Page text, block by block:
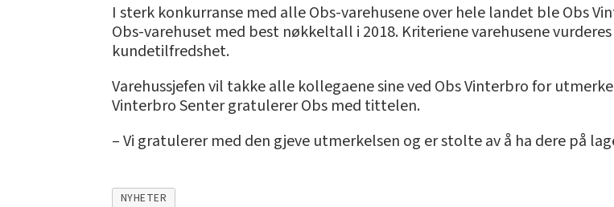
I sterk konkurranse med alle Obs-varehusene over hele landet ble Obs
Obs-varehuset med best nøkkeltall i 2018. Kriteriene varehusene
kundetilfredshet.
Varehussjefen vil takke alle kollegaene sine ved Obs Vinterbro for
Vinterbro Senter gratulerer Obs med tittelen.
– Vi gratulerer med den gjeve utmerkelsen og er stolte av å ha dere på
NYHETER